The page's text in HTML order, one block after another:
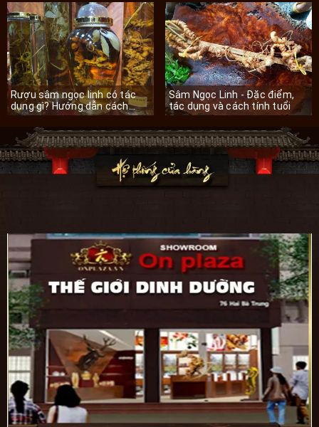
Rượu sâm ngọc linh có tác
dụng gì? Hướng dẫn cách
ngâm chuẩn
Sâm Ngọc Linh - Đặc điểm,
tác dụng và cách tính tuổi